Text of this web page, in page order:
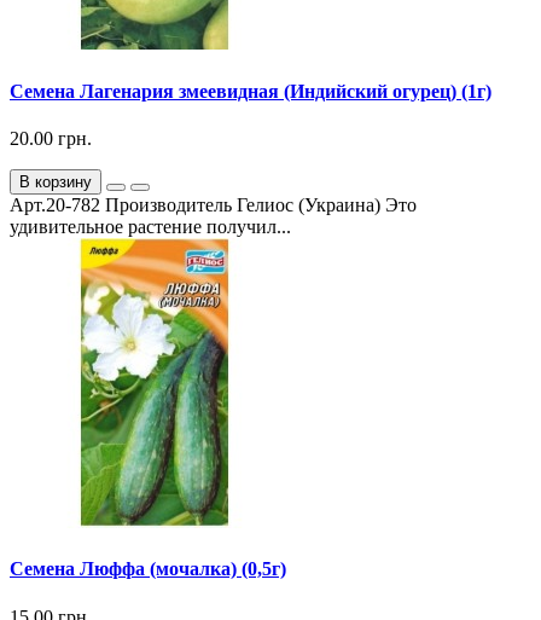
Семена Лагенария змеевидная (Индийский огурец) (1г)
20.00 грн.
В корзину
Арт.20-782 Производитель Гелиос (Украина) Это
удивительное растение получил...
Семена Люффа (мочалка) (0,5г)